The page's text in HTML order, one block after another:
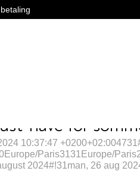
have for
10:37:47
Paris3131Europe/
2024#!31man, 26 aug